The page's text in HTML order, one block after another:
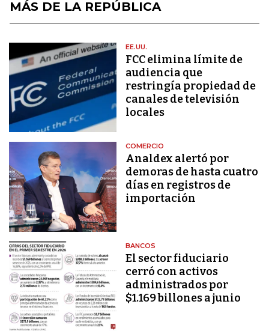
MÁS DE LA REPÚBLICA
EE.UU.
FCC elimina límite de
audiencia que
restringía propiedad de
canales de televisión
locales
COMERCIO
Analdex alertó por
demoras de hasta cuatro
días en registros de
importación
BANCOS
El sector fiduciario
cerró con activos
administrados por
$1.169 billones a junio